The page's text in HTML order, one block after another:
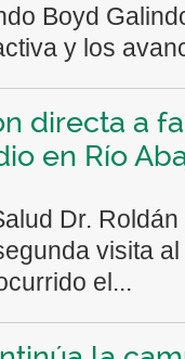
Boyd
y los
directa a
en Río
Dr. Roldán
visita
el...